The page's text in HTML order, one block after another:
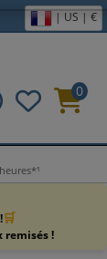
| US | €
0
🛒
remisés !